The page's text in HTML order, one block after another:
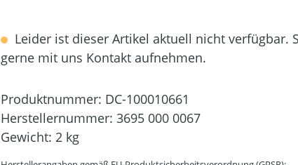
Leider ist dieser Artikel aktuell nicht verfügbar.
gerne mit uns Kontakt aufnehmen.
Produktnummer: DC-100010661
Herstellernummer: 3695 000 0067
Gewicht: 2 kg